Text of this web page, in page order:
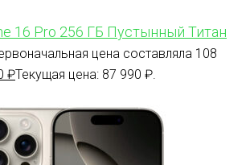
16 Pro 256 ГБ Пустынный Титан
цена составляла 108
₽Текущая цена: 87 990 ₽.